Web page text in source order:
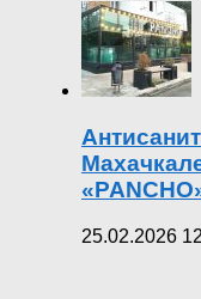
25.02.2026